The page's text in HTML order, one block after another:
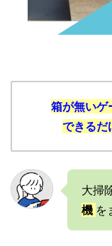
箱が無いゲ
できるだ
大掃
機 を